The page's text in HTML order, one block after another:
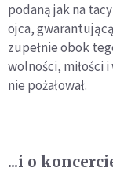
podaną jak na
ojca,
zupełnie obok
wolności, miłości
nie pożałował.
...i o